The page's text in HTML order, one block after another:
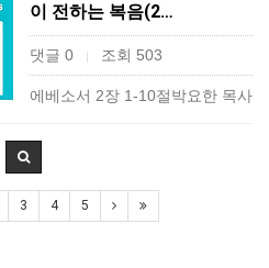
이 전하는 복음(2…
댓글 0 | 조회 503
에베소서 2장 1-10절박요한 목사
3 4 5